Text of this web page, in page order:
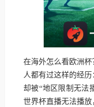
在海外怎么看欧洲
人都有过这样的经
却被“地区限制无法
世界杯直播无法播放